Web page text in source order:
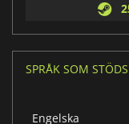
SPRÅK SOM STÖDS
Engelska